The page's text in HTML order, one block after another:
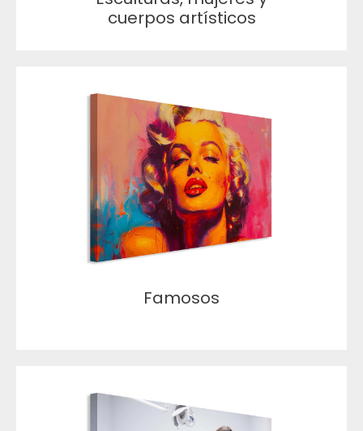
cuerpos artísticos
Famosos